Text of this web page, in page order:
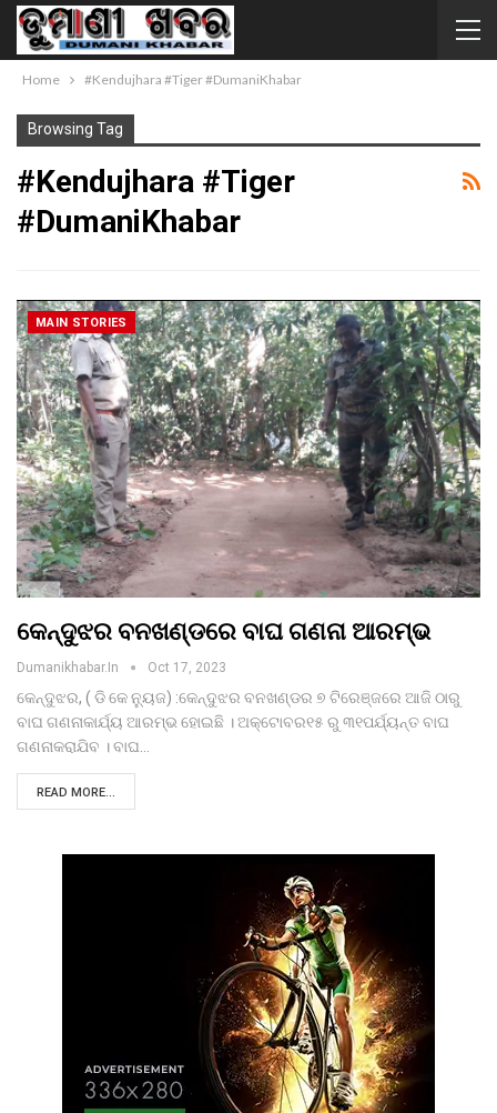
Home #Kendujhara #Tiger #DumaniKhabar
Browsing Tag
#Kendujhara #Tiger
#DumaniKhabar
MAIN STORIES
କେନ୍ଦୁଝର ବନଖଣ୍ଡରେ ବାଘ ଗଣନା ଆରମ୍ଭ
Dumanikhabar.in Oct 17, 2023
କେନ୍ଦୁଝର, ( ଡି କେ ନୁ୍ୟଜ) :କେନ୍ଦୁଝର ବନଖଣ୍ଡର ୭ ଟିରେଞ୍ଜରେ ଆଜି ଠାରୁ
ବାଘ ଗଣନାକାର୍ଯ୍ୟ ଆରମ୍ଭ ହୋଇଛି । ଅକ୍ଟୋବର୧୫ ରୁ ୩୧ପର୍ଯ୍ୟନ୍ତ ବାଘ
ଗଣନାକରାଯିବ । ବାଘ…
READ MORE...